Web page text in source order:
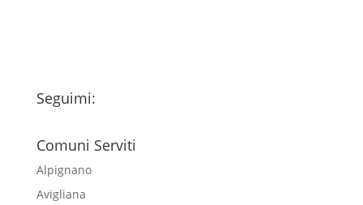
Seguimi:
Comuni Serviti
Alpignano
Avigliana